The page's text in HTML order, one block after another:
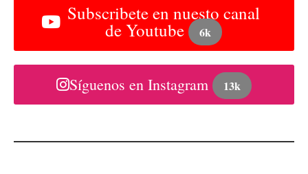
Subscribete en nuesto canal
de Youtube 6k
Síguenos en Instagram 13k